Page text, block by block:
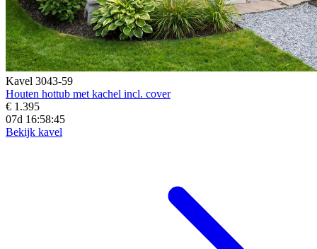
Kavel 3043-59
Houten hottub met kachel incl. cover
€ 1.395
07d 16:58:43
Bekijk kavel